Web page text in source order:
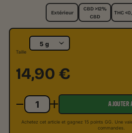
Extérieur
CBD >12%
CBD
THC
Taille
14,90€
AJOUTER
Achetez cet article et gagnez 15 points GG. Une
commandes.